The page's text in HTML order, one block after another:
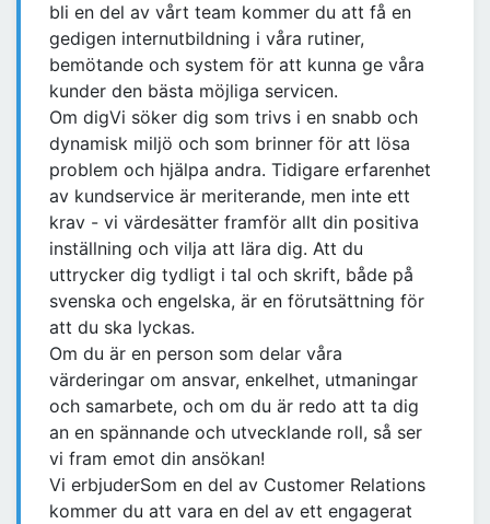
bli en del av vårt team kommer du att få en
gedigen internutbildning i våra rutiner,
bemötande och system för att kunna ge våra
kunder den bästa möjliga servicen.
Om digVi söker dig som trivs i en snabb och
dynamisk miljö och som brinner för att lösa
problem och hjälpa andra. Tidigare erfarenhet
av kundservice är meriterande, men inte ett
krav - vi värdesätter framför allt din positiva
inställning och vilja att lära dig. Att du
uttrycker dig tydligt i tal och skrift, både på
svenska och engelska, är en förutsättning för
att du ska lyckas.
Om du är en person som delar våra
värderingar om ansvar, enkelhet, utmaningar
och samarbete, och om du är redo att ta dig
an en spännande och utvecklande roll, så ser
vi fram emot din ansökan!
Vi erbjuderSom en del av Customer Relations
kommer du att vara en del av ett engagerat